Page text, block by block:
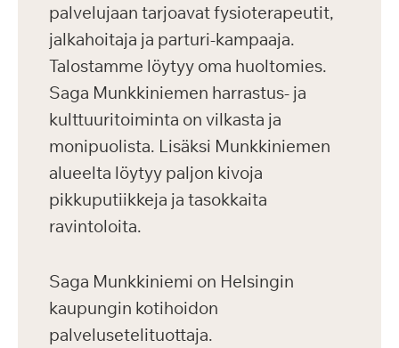
palvelujaan tarjoavat fysioterapeutit,
jalkahoitaja ja parturi-kampaaja.
Talostamme löytyy oma huoltomies.
Saga Munkkiniemen harrastus- ja
kulttuuritoiminta on vilkasta ja
monipuolista. Lisäksi Munkkiniemen
alueelta löytyy paljon kivoja
pikkuputiikkeja ja tasokkaita
ravintoloita.
Saga Munkkiniemi on Helsingin
kaupungin kotihoidon
palvelusetelituottaja.